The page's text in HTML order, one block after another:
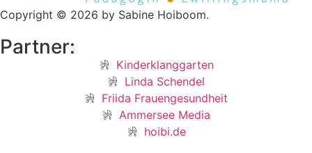
Copyright © 2026 by Sabine Hoiboom.
Partner:
Kinderklanggarten
Linda Schendel
Friida Frauengesundheit
Ammersee Media
hoibi.de